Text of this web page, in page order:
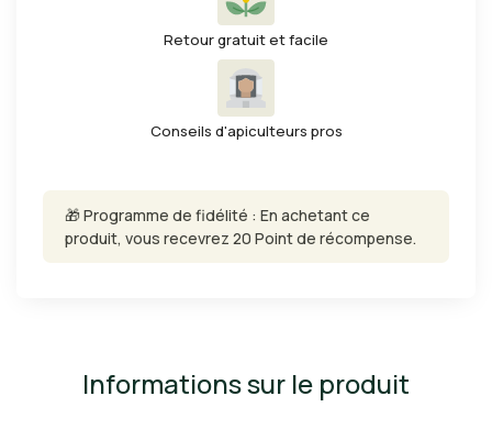
Retour gratuit et facile
Conseils d'apiculteurs pros
🎁 Programme de fidélité : En achetant ce
produit, vous recevrez 20 Point de récompense.
Informations sur le produit